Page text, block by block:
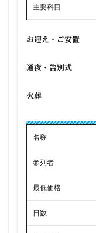
主要科目
お迎え・ご安置
通夜・告別式
火葬
名称
参列者
最低価格
日数